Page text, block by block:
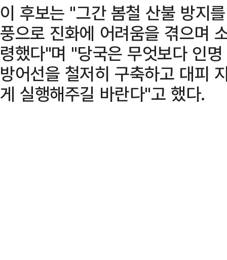
이 후보는 "그간 봄철 산불 방지
풍으로 진화에 어려움을 겪으며
령했다"며 "당국은 무엇보다 인
방어선을 철저히 구축하고 대피
게 실행해주길 바란다"고 했다.